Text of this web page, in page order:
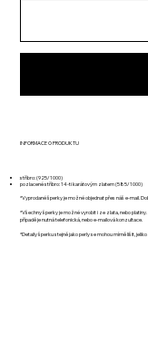
INFORMACE O PRODUKTU
stříbro: (925/1000)
pozlacené stříbro: 14-ti karátovým zlatem (585/1000)
*Vyprodané šperky je možné objednat přes náš e-mail.
*Všechny šperky je možné vyrobit i ze zlata, nebo
případě je nutná telefonická, nebo e-mailová konzultace.
*Detaily šperku stejně jako perly se mohou mírně lišit,